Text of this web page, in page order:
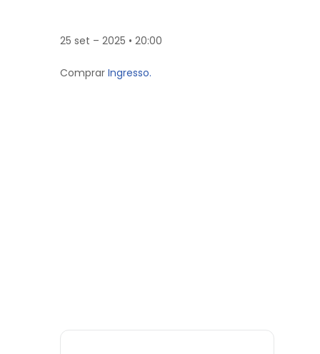
25 set – 2025 • 20:00
Comprar Ingresso.